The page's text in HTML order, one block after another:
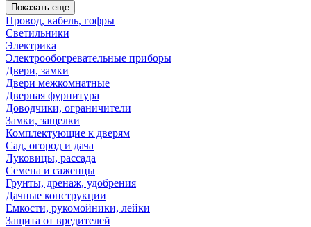
Показать еще
Провод, кабель, гофры
Светильники
Электрика
Электрообогревательные приборы
Двери, замки
Двери межкомнатные
Дверная фурнитура
Доводчики, ограничители
Замки, защелки
Комплектующие к дверям
Сад, огород и дача
Луковицы, рассада
Семена и саженцы
Грунты, дренаж, удобрения
Дачные конструкции
Емкости, рукомойники, лейки
Защита от вредителей